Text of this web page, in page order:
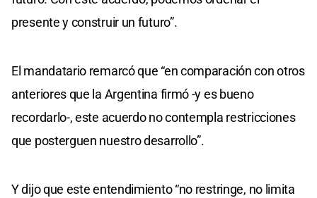
presente y construir un futuro”.
El mandatario remarcó que “en comparación con otros
anteriores que la Argentina firmó -y es bueno
recordarlo-, este acuerdo no contempla restricciones
que posterguen nuestro desarrollo”.
Y dijo que este entendimiento “no restringe, no limita